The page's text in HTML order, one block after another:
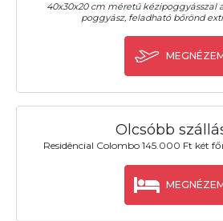
40x30x20 cm méretű kézipoggyásszal
poggyász, feladható bőrönd
Olcsóbb
Residêncial Colombo 145.000 Ft két